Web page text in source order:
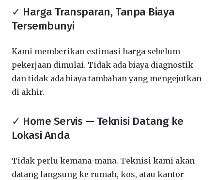
✓ Harga Transparan, Tanpa Biaya
Tersembunyi
Kami memberikan estimasi harga sebelum
pekerjaan dimulai. Tidak ada biaya diagnostik
dan tidak ada biaya tambahan yang mengejutkan
di akhir.
✓ Home Servis — Teknisi Datang ke
Lokasi Anda
Tidak perlu kemana-mana. Teknisi kami akan
datang langsung ke rumah, kos, atau kantor